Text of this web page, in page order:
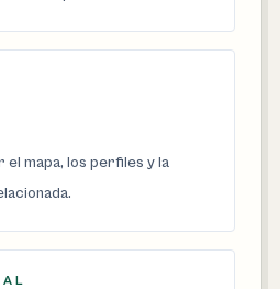
el mapa, los perfiles y la